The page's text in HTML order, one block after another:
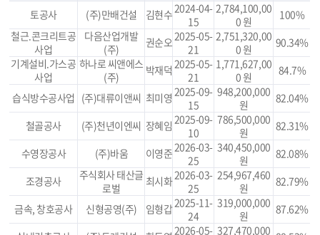
토공사
(주)만배건설 김현수2024-04-
15
2,784,100,00
0 원
100%
철근.콘크리트공
사업
다음산업개발
(주)
권순오2025-05-
21
2,751,320,00
0 원
90.34%
기계설비.가스공
사업
하나로 씨앤에스
(주)
박재덕 2025-05-
21
1,771,627,00
0 원
84.7%
습식방수공사업 (주)대류이앤씨 최미영 2025-09-
15
948,200,000
원
82.04%
철골공사
(주)천년이엔씨 장혜임 2025-09-
10
786,500,000
원
82.31%
수영장공사
(주)바움 이영준2026-03-
25
340,450,000
원
82.08%
조경공사
주식회사 태산글
로벌
최시화2026-03-
25
254,967,460
원
82.79%
금속, 창호공사
신형공영(주) 임형갑2025-11-
24
319,000,000
원
87.62%
2026-05- 327,470,000